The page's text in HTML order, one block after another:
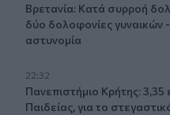
Βρετανία: Κατά συρροή
δύο δολοφονίες γυναικών
αστυνομία
22:32
Πανεπιστήμιο Κρήτης:
Παιδείας, για το